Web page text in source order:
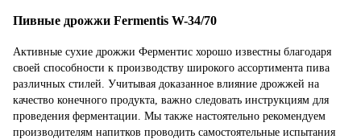
Пивные дрожжи Fermentis W-34/70
Активные сухие дрожжи Ферментис хорошо известны благодаря
своей способности к производству широкого ассортимента пива
различных стилей. Учитывая доказанное влияние дрожжей на
качество конечного продукта, важно следовать инструкциям для
проведения ферментации. Мы также настоятельно рекомендуем
производителям напитков проводить самостоятельные испытания